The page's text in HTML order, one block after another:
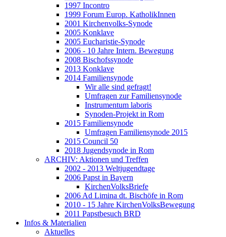
1997 Incontro
1999 Forum Europ. KatholikInnen
2001 Kirchenvolks-Synode
2005 Konklave
2005 Eucharistie-Synode
2006 - 10 Jahre Intern. Bewegung
2008 Bischofssynode
2013 Konklave
2014 Familiensynode
Wir alle sind gefragt!
Umfragen zur Familiensynode
Instrumentum laboris
Synoden-Projekt in Rom
2015 Familiensynode
Umfragen Familiensynode 2015
2015 Council 50
2018 Jugendsynode in Rom
ARCHIV: Aktionen und Treffen
2002 - 2013 Weltjugendtage
2006 Papst in Bayern
KirchenVolksBriefe
2006 Ad Limina dt. Bischöfe in Rom
2010 - 15 Jahre KirchenVolksBewegung
2011 Papstbesuch BRD
Infos & Materialien
Aktuelles